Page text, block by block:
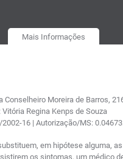
Mais Informações
Moreira de Barros,
Regina Kenps de Souza
16 | Autorização/MS:
em hipótese alguma,
os sintomas, um médico